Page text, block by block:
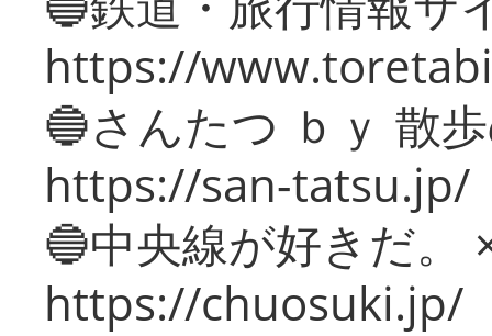
https://
🔵さんたつ ｂｙ 散
https://san-tatsu.jp/
🔵中央線が好きだ。
https://chuosuki.jp/